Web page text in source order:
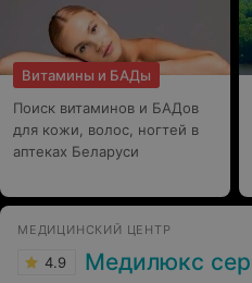
Витамины и БАДы
Поиск витаминов и БАДов
для кожи, волос, ногтей в
аптеках Беларуси
МЕДИЦИНСКИЙ ЦЕНТР
4.9 Медилюкс